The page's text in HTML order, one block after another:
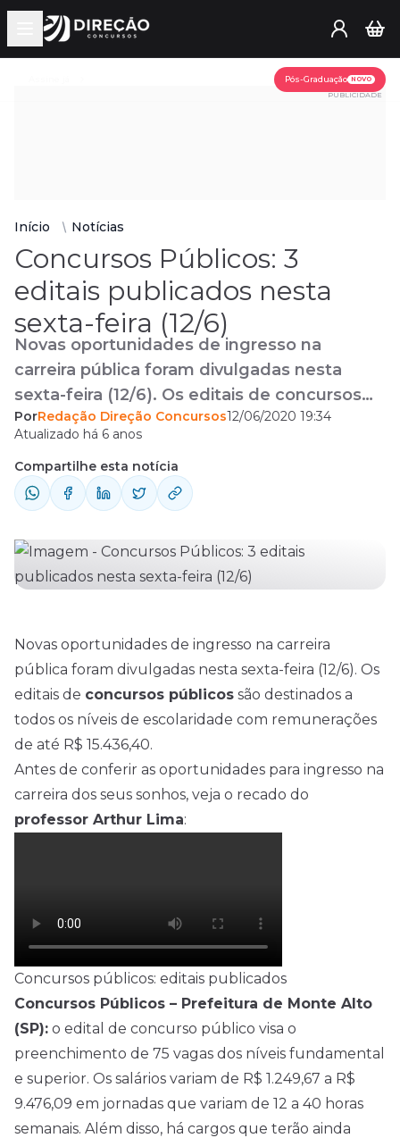
Open main menu
Pós-Graduação NOVO
PUBLICIDADE
Início Notícias
Concursos Públicos: 3
editais publicados nesta
sexta-feira (12/6)
Novas oportunidades de ingresso na
carreira pública foram divulgadas nesta
sexta-feira (12/6). Os editais de concursos
públicos são destinados a todos os níveis
de escolaridade com remunerações de até
R$ 15.436,40. Antes de conferir as
oportunidades para ingresso na carreira dos
Arthur Lima: Concursos Públicos – Prefeitura
de ...
PorRedação Direção Concursos12/06/2020 19:34
Atualizado há 6 anos
Compartilhe esta notícia
Novas oportunidades de ingresso na carreira
pública foram divulgadas nesta sexta-feira (12/6). Os
editais de concursos públicos são destinados a
todos os níveis de escolaridade com remunerações
de até R$ 15.436,40.
Antes de conferir as oportunidades para ingresso na
carreira dos seus sonhos, veja o recado do
professor Arthur Lima:
Concursos públicos: editais publicados
Concursos Públicos – Prefeitura de Monte Alto
(SP): o edital de concurso público visa o
preenchimento de 75 vagas dos níveis fundamental
e superior. Os salários variam de R$ 1.249,67 a R$
9.476,09 em jornadas que variam de 12 a 40 horas
semanais. Além disso, há cargos que terão ainda